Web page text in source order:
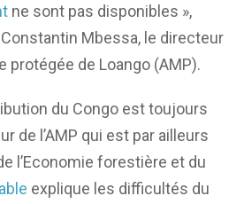
ne sont pas disponibles »,
Mbessa, le directeur
protégée de Loango (AMP).
du Congo est toujours
de l’AMP qui est par ailleurs
l’Economie forestière et du
explique les difficultés du